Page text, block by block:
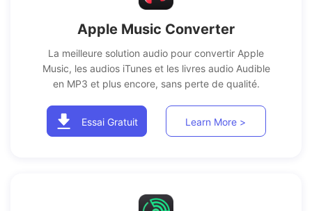
Apple Music Converter
La meilleure solution audio pour convertir Apple
Music, les audios iTunes et les livres audio Audible
en MP3 et plus encore, sans perte de qualité.
Essai Gratuit Learn More >